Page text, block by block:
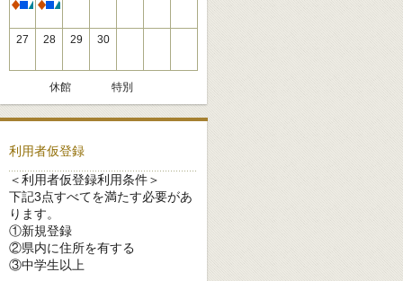
休館 休館
27 28 29 30
休館 特別
利用者仮登録
＜利用者仮登録利用条件＞
下記3点すべてを満たす必要があ
ります。
①新規登録
②県内に住所を有する
③中学生以上